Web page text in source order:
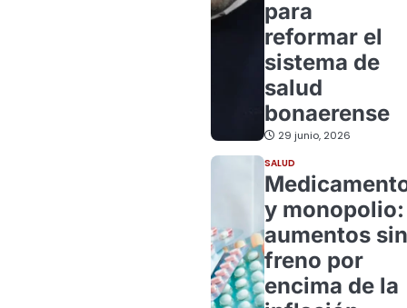
para
reformar el
sistema de
salud
bonaerense
29 junio, 2026
SALUD
y monopolio:
aumentos sin
freno por
encima de la